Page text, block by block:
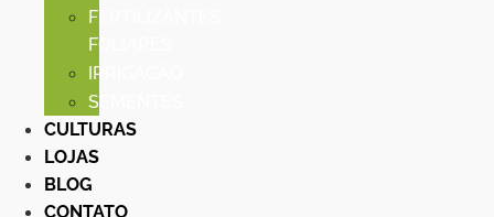
FERTILIZANTES
FOLIARES
IRRIGACÃO
SEMENTES
CULTURAS
LOJAS
BLOG
CONTATO